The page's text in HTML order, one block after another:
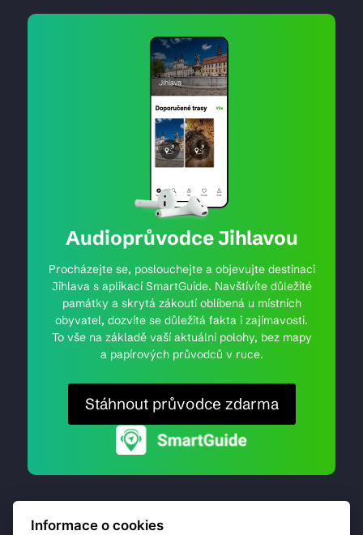
Audioprůvodce Jihlavou
Procházejte se, poslouchejte a objevujte destinaci
Jihlava s aplikací SmartGuide. Navštívíte důležité
památky a skrytá zákoutí oblíbená u místních
obyvatel, dozvíte se důležitá fakta i zajímavosti.
To vše na základě vaší aktuální polohy, bez mapy
a papírových průvodců v ruce.
Stáhnout průvodce zdarma
Informace o cookies